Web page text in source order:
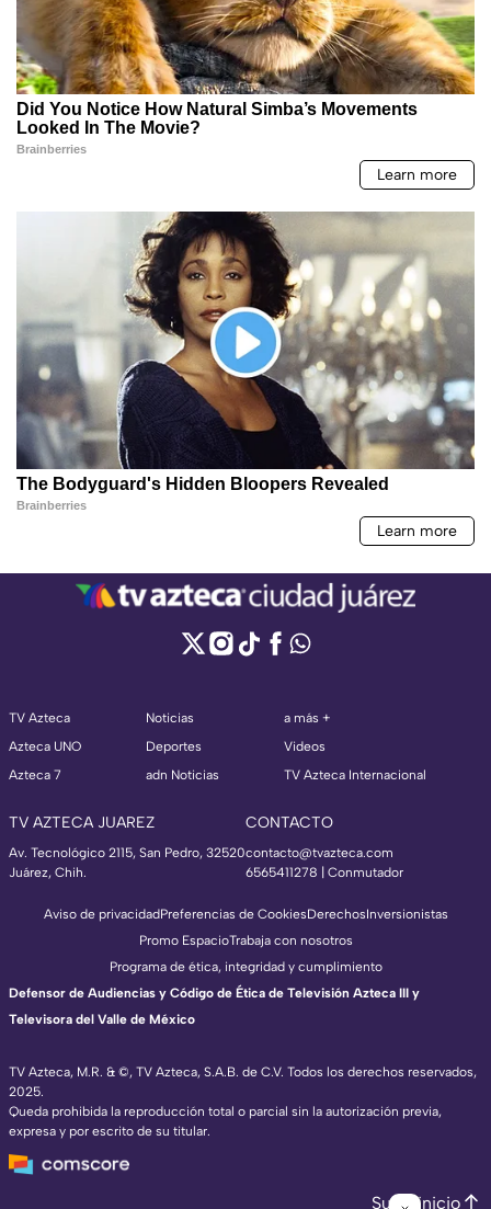
TV Azteca
Azteca UNO
Azteca 7
Noticias
Deportes
adn Noticias
a más +
Videos
TV Azteca Internacional
TV AZTECA JUAREZ
Av. Tecnológico 2115, San Pedro, 32520
Juárez, Chih.
CONTACTO
contacto@tvazteca.com
6565411278 | Conmutador
TV Azteca, M.R. & ©, TV Azteca, S.A.B. de C.V. Todos los derechos reservados,
2025.
Queda prohibida la reproducción total o parcial sin la autorización previa,
expresa y por escrito de su titular.
Aviso de privacidadPreferencias de CookiesDerechosInversionistas
Promo EspacioTrabaja con nosotros
Programa de ética, integridad y cumplimiento
Defensor de Audiencias y Código de Ética de Televisión Azteca III y
Televisora del Valle de México
Subir inicio